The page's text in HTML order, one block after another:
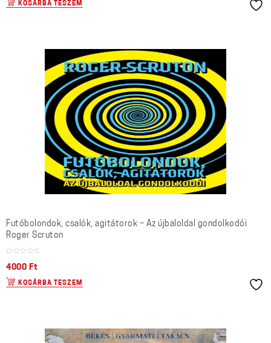
KOSÁRBA TESZEM
Futóbolondok, csalók, agitátorok – Az újbaloldal gondolkodói
Roger Scruton
4000 Ft
KOSÁRBA TESZEM